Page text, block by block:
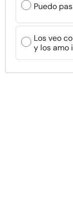
Puedo
Los veo
y los amo